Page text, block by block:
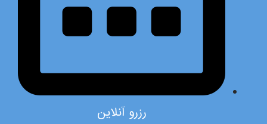
رزرو آنلاین